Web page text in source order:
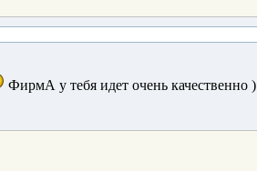
ФирмА у тебя идет очень качественно )